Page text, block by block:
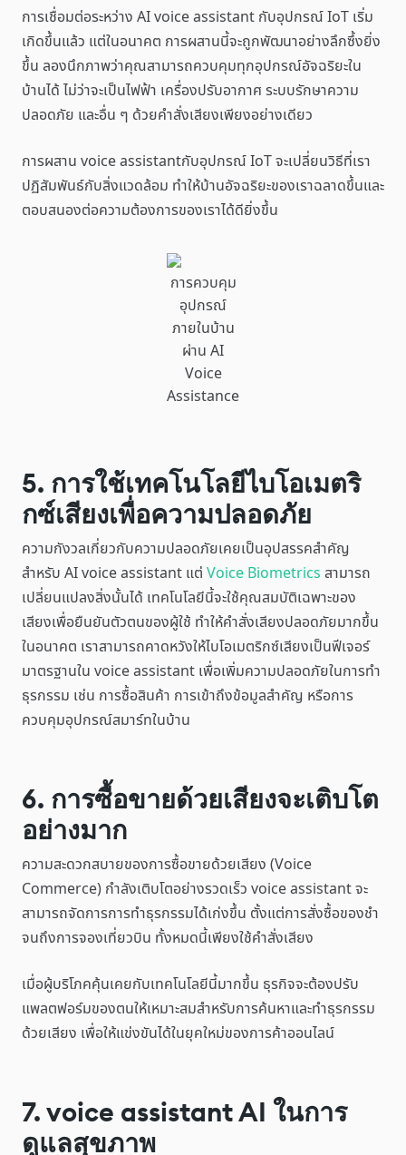
การเชื่อมต่อระหว่าง AI voice assistant กับอุปกรณ์ IoT เริ่ม
เกิดขึ้นแล้ว แต่ในอนาคต การผสานนี้จะถูกพัฒนาอย่างลึกซึ้งยิ่ง
ขึ้น ลองนึกภาพว่าคุณสามารถควบคุมทุกอุปกรณ์อัจฉริยะใน
บ้านได้ ไม่ว่าจะเป็นไฟฟ้า เครื่องปรับอากาศ ระบบรักษาความ
ปลอดภัย และอื่น ๆ ด้วยคำสั่งเสียงเพียงอย่างเดียว
การผสาน voice assistantกับอุปกรณ์ IoT จะเปลี่ยนวิธีที่เรา
ปฏิสัมพันธ์กับสิ่งแวดล้อม ทำให้บ้านอัจฉริยะของเราฉลาดขึ้นและ
ตอบสนองต่อความต้องการของเราได้ดียิ่งขึ้น
การควบคุม
อุปกรณ์
ภายในบ้าน
ผ่าน AI
Voice
Assistance
5. การใช้เทคโนโลยีไบโอเมตริ
กซ์เสียงเพื่อความปลอดภัย
ความกังวลเกี่ยวกับความปลอดภัยเคยเป็นอุปสรรคสำคัญ
สำหรับ AI voice assistant แต่ Voice Biometrics สามารถ
เปลี่ยนแปลงสิ่งนั้นได้ เทคโนโลยีนี้จะใช้คุณสมบัติเฉพาะของ
เสียงเพื่อยืนยันตัวตนของผู้ใช้ ทำให้คำสั่งเสียงปลอดภัยมากขึ้น
ในอนาคต เราสามารถคาดหวังให้ไบโอเมตริกซ์เสียงเป็นฟีเจอร์
มาตรฐานใน voice assistant เพื่อเพิ่มความปลอดภัยในการทำ
ธุรกรรม เช่น การซื้อสินค้า การเข้าถึงข้อมูลสำคัญ หรือการ
ควบคุมอุปกรณ์สมาร์ทในบ้าน
6. การซื้อขายด้วยเสียงจะเติบโต
อย่างมาก
ความสะดวกสบายของการซื้อขายด้วยเสียง (Voice
Commerce) กำลังเติบโตอย่างรวดเร็ว voice assistant จะ
สามารถจัดการการทำธุรกรรมได้เก่งขึ้น ตั้งแต่การสั่งซื้อของชำ
จนถึงการจองเที่ยวบิน ทั้งหมดนี้เพียงใช้คำสั่งเสียง
เมื่อผู้บริโภคคุ้นเคยกับเทคโนโลยีนี้มากขึ้น ธุรกิจจะต้องปรับ
แพลตฟอร์มของตนให้เหมาะสมสำหรับการค้นหาและทำธุรกรรม
ด้วยเสียง เพื่อให้แข่งขันได้ในยุคใหม่ของการค้าออนไลน์
7. voice assistant AI ในการ
ดูแลสุขภาพ